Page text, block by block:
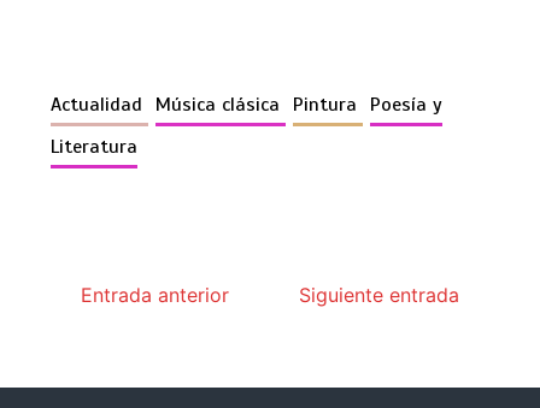
Actualidad Música clásica Pintura
Poesía y
Literatura
Entrada anterior Siguiente entrada